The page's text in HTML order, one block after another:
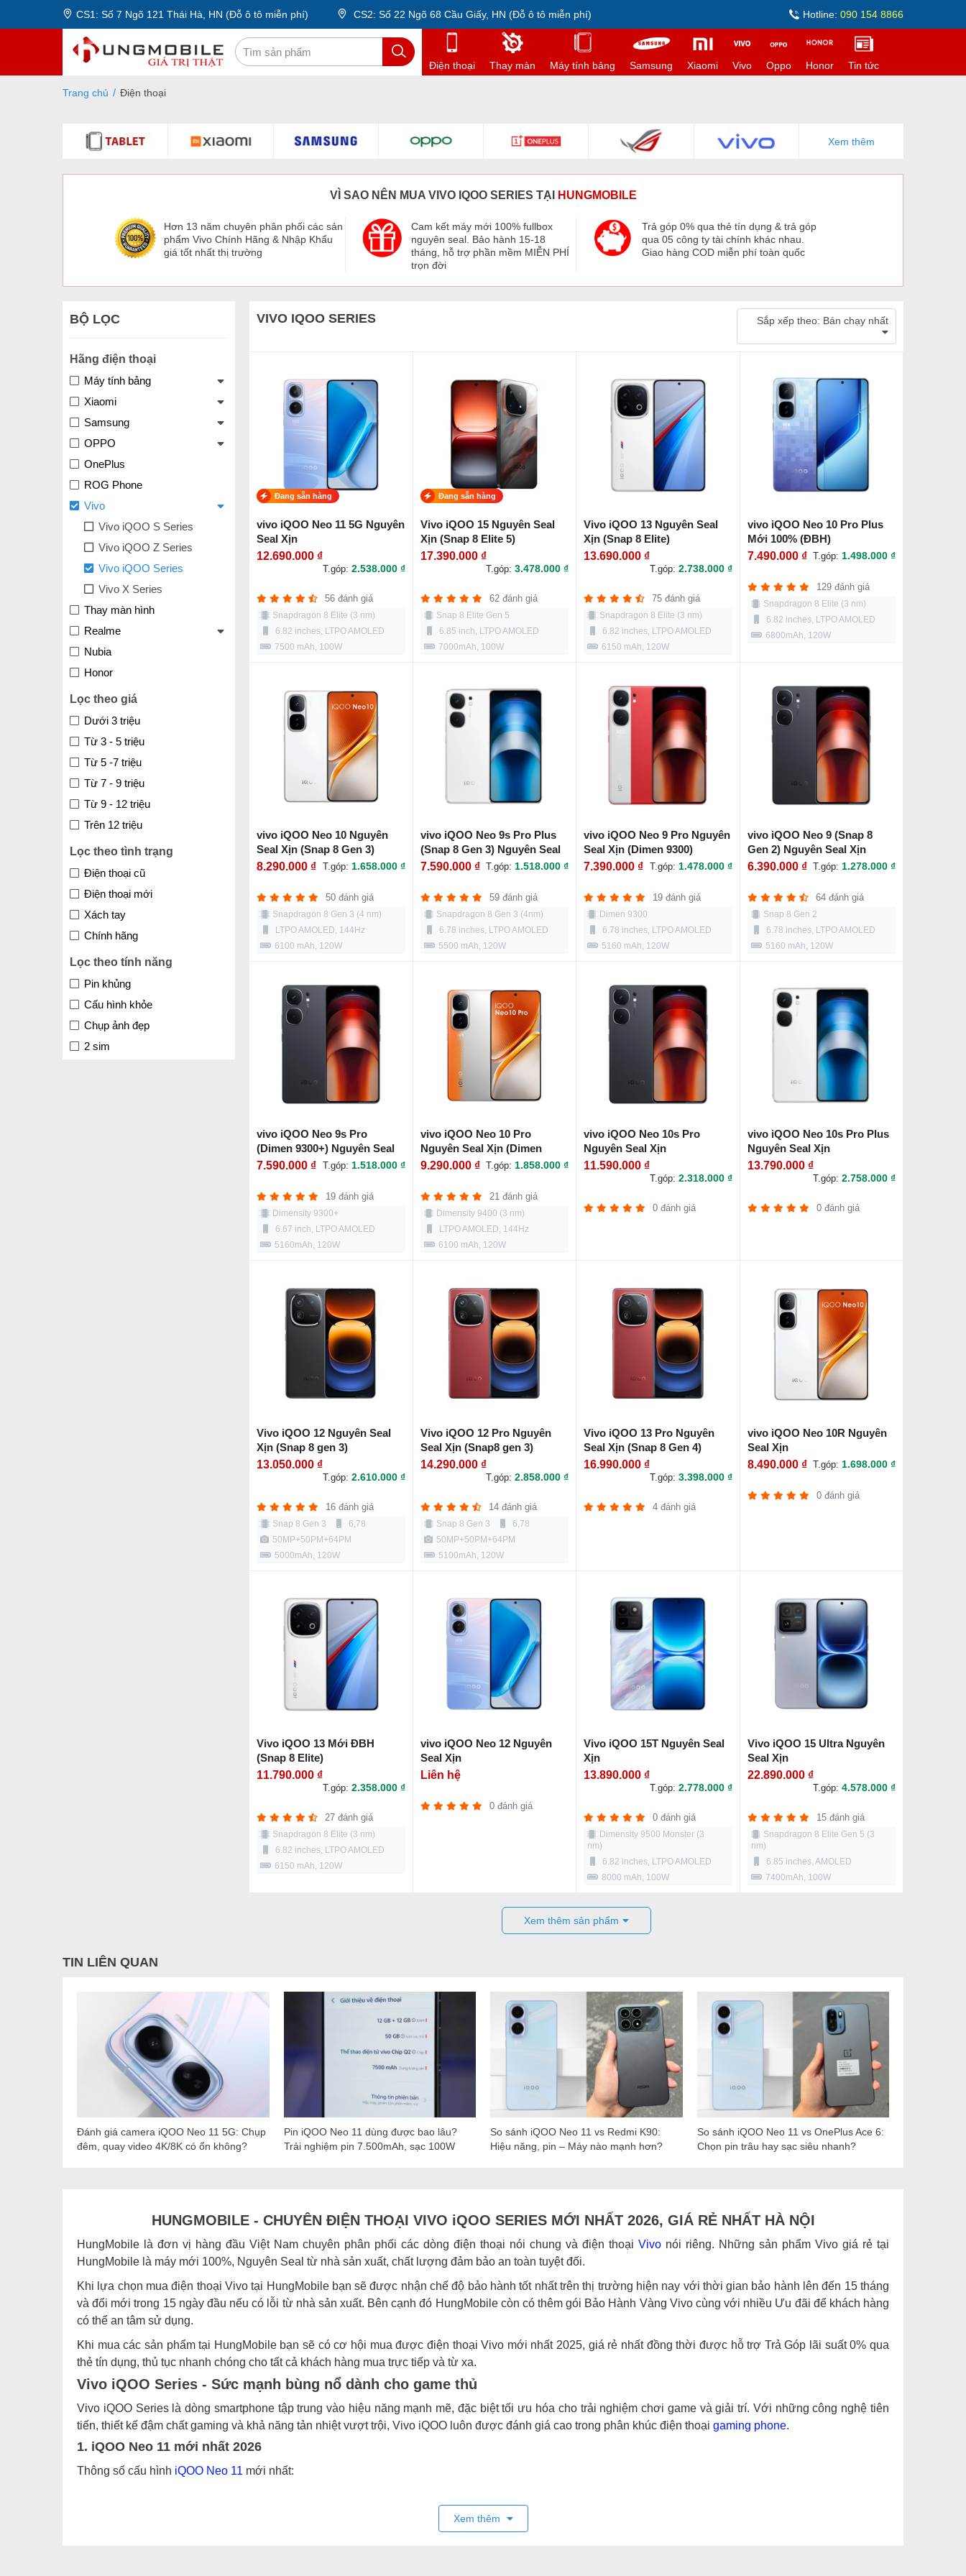
CS1: Số 7 Ngõ 121 Thái Hà, HN (Đỗ ô tô miễn phí) CS2: Số 22 Ngõ 68 Cầu Giấy, HN (Đỗ ô tô miễn phí) Hotline: 090 154 8866
Điện thoại Thay màn Máy tính bảng Samsung Xiaomi Vivo Oppo Honor Tin tức
Trang chủ Điện thoại
Xem thêm
VÌ SAO NÊN MUA VIVO IQOO SERIES TẠI HUNGMOBILE
Hơn 13 năm chuyên phân phối các sản
phẩm Vivo Chính Hãng & Nhập Khẩu
giá tốt nhất thị trường
Cam kết máy mới 100% fullbox
nguyên seal. Bảo hành 15-18
tháng, hỗ trợ phần mềm MIỄN PHÍ
trọn đời
Trả góp 0% qua thẻ tín dụng & trả góp
qua 05 công ty tài chính khác nhau.
Giao hàng COD miễn phí toàn quốc
BỘ LỌC
Hãng điện thoại
Máy tính bảng
Xiaomi
Samsung
OPPO
OnePlus
ROG Phone
Vivo
Vivo iQOO S Series
Vivo iQOO Z Series
Vivo iQOO Series
Vivo X Series
Thay màn hình
Realme
Nubia
Honor
Lọc theo giá
Dưới 3 triệu
Từ 3 - 5 triệu
Từ 5 -7 triệu
Từ 7 - 9 triệu
Từ 9 - 12 triệu
Trên 12 triệu
Lọc theo tình trạng
Điện thoại cũ
Điện thoại mới
Xách tay
Chính hãng
Lọc theo tính năng
Pin khủng
Cấu hình khỏe
Chụp ảnh đẹp
2 sim
VIVO IQOO SERIES Sắp xếp theo: Bán chạy nhất
vivo iQOO Neo 11 5G Nguyên
Seal Xịn
12.690.000 ₫
T.góp: 2.538.000 ₫
56 đánh giá
Snapdragon 8 Elite (3 nm)
6.82 inches, LTPO AMOLED
7500 mAh, 100W
Đang sẵn hàng
Vivo iQOO 15 Nguyên Seal
Xịn (Snap 8 Elite 5)
17.390.000 ₫
T.góp: 3.478.000 ₫
62 đánh giá
Snap 8 Elite Gen 5
6.85 inch, LTPO AMOLED
7000mAh, 100W
Đang sẵn hàng
Vivo iQOO 13 Nguyên Seal
Xịn (Snap 8 Elite)
13.690.000 ₫
T.góp: 2.738.000 ₫
75 đánh giá
Snapdragon 8 Elite (3 nm)
6.82 inches, LTPO AMOLED
6150 mAh, 120W
vivo iQOO Neo 10 Pro Plus
Mới 100% (ĐBH)
7.490.000 ₫ T.góp: 1.498.000 ₫
129 đánh giá
Snapdragon 8 Elite (3 nm)
6.82 inches, LTPO AMOLED
6800mAh, 120W
vivo iQOO Neo 10 Nguyên
Seal Xịn (Snap 8 Gen 3)
8.290.000 ₫ T.góp: 1.658.000 ₫
50 đánh giá
Snapdragon 8 Gen 3 (4 nm)
LTPO AMOLED, 144Hz
6100 mAh, 120W
vivo iQOO Neo 9s Pro Plus
(Snap 8 Gen 3) Nguyên Seal
Xịn
7.590.000 ₫ T.góp: 1.518.000 ₫
59 đánh giá
Snapdragon 8 Gen 3 (4nm)
6.78 inches, LTPO AMOLED
5500 mAh, 120W
vivo iQOO Neo 9 Pro Nguyên
Seal Xịn (Dimen 9300)
7.390.000 ₫ T.góp: 1.478.000 ₫
19 đánh giá
Dimen 9300
6.78 inches, LTPO AMOLED
5160 mAh, 120W
vivo iQOO Neo 9 (Snap 8
Gen 2) Nguyên Seal Xịn
6.390.000 ₫ T.góp: 1.278.000 ₫
64 đánh giá
Snap 8 Gen 2
6.78 inches, LTPO AMOLED
5160 mAh, 120W
vivo iQOO Neo 9s Pro
(Dimen 9300+) Nguyên Seal
Xịn
7.590.000 ₫ T.góp: 1.518.000 ₫
19 đánh giá
Dimensity 9300+
6.67 inch, LTPO AMOLED
5160mAh, 120W
vivo iQOO Neo 10 Pro
Nguyên Seal Xịn (Dimen
9400)
9.290.000 ₫ T.góp: 1.858.000 ₫
21 đánh giá
Dimensity 9400 (3 nm)
LTPO AMOLED, 144Hz
6100 mAh, 120W
vivo iQOO Neo 10s Pro
Nguyên Seal Xịn
11.590.000 ₫
T.góp: 2.318.000 ₫
0 đánh giá
vivo iQOO Neo 10s Pro Plus
Nguyên Seal Xịn
13.790.000 ₫
T.góp: 2.758.000 ₫
0 đánh giá
Vivo iQOO 12 Nguyên Seal
Xịn (Snap 8 gen 3)
13.050.000 ₫
T.góp: 2.610.000 ₫
16 đánh giá
Snap 8 Gen 3
6,78
50MP+50PM+64PM
5000mAh, 120W
Vivo iQOO 12 Pro Nguyên
Seal Xịn (Snap8 gen 3)
14.290.000 ₫
T.góp: 2.858.000 ₫
14 đánh giá
Snap 8 Gen 3
6,78
50MP+50PM+64PM
5100mAh, 120W
Vivo iQOO 13 Pro Nguyên
Seal Xịn (Snap 8 Gen 4)
16.990.000 ₫
T.góp: 3.398.000 ₫
4 đánh giá
vivo iQOO Neo 10R Nguyên
Seal Xịn
8.490.000 ₫ T.góp: 1.698.000 ₫
0 đánh giá
Vivo iQOO 13 Mới ĐBH
(Snap 8 Elite)
11.790.000 ₫
T.góp: 2.358.000 ₫
27 đánh giá
Snapdragon 8 Elite (3 nm)
6.82 inches, LTPO AMOLED
6150 mAh, 120W
vivo iQOO Neo 12 Nguyên
Seal Xịn
Liên hệ
0 đánh giá
Vivo iQOO 15T Nguyên Seal
Xịn
13.890.000 ₫
T.góp: 2.778.000 ₫
0 đánh giá
Dimensity 9500 Monster (3
nm)
6.82 inches, LTPO AMOLED
8000 mAh, 100W
Vivo iQOO 15 Ultra Nguyên
Seal Xịn
22.890.000 ₫
T.góp: 4.578.000 ₫
15 đánh giá
Snapdragon 8 Elite Gen 5 (3
nm)
6.85 inches, AMOLED
7400mAh, 100W
Xem thêm sản phẩm
TIN LIÊN QUAN
Đánh giá camera iQOO Neo 11 5G: Chụp
đêm, quay video 4K/8K có ổn không?
Pin iQOO Neo 11 dùng được bao lâu?
Trải nghiệm pin 7.500mAh, sạc 100W
So sánh iQOO Neo 11 vs Redmi K90:
Hiệu năng, pin – Máy nào mạnh hơn?
So sánh iQOO Neo 11 vs OnePlus Ace 6:
Chọn pin trâu hay sạc siêu nhanh?
HUNGMOBILE - CHUYÊN ĐIỆN THOẠI VIVO iQOO SERIES MỚI NHẤT 2026, GIÁ RẺ NHẤT HÀ NỘI
HungMobile là đơn vị hàng đầu Việt Nam chuyên phân phối các dòng điện thoại nói chung và điện thoại Vivo nói riêng. Những sản phẩm Vivo giá rẻ tại
HungMobile là máy mới 100%, Nguyên Seal từ nhà sản xuất, chất lượng đảm bảo an toàn tuyệt đối.
Khi lựa chọn mua điện thoại Vivo tại HungMobile bạn sẽ được nhận chế độ bảo hành tốt nhất trên thị trường hiện nay với thời gian bảo hành lên đến 15 tháng
và đổi mới trong 15 ngày đầu nếu có lỗi từ nhà sản xuất. Bên cạnh đó HungMobile còn có thêm gói Bảo Hành Vàng Vivo cùng với nhiều Ưu đãi để khách hàng
có thể an tâm sử dụng.
Khi mua các sản phẩm tại HungMobile bạn sẽ có cơ hội mua được điện thoại Vivo mới nhất 2025, giá rẻ nhất đồng thời được hỗ trợ Trả Góp lãi suất 0% qua
thẻ tín dụng, thủ tục nhanh chóng cho tất cả khách hàng mua trực tiếp và từ xa.
Vivo iQOO Series - Sức mạnh bùng nổ dành cho game thủ
Vivo iQOO Series là dòng smartphone tập trung vào hiệu năng mạnh mẽ, đặc biệt tối ưu hóa cho trải nghiệm chơi game và giải trí. Với những công nghệ tiên
tiến, thiết kế đậm chất gaming và khả năng tản nhiệt vượt trội, Vivo iQOO luôn được đánh giá cao trong phân khúc điện thoại gaming phone.
1. iQOO Neo 11 mới nhất 2026
Thông số cấu hình iQOO Neo 11 mới nhất:
(3nm), RAM 12GB/16GB, bộ nhớ 256GB/512GB/1TB (UFS 4.1).
Xem thêm